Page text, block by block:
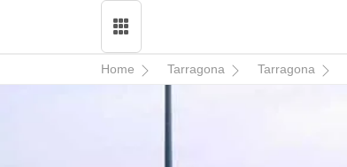
Home Tarragona Tarragona